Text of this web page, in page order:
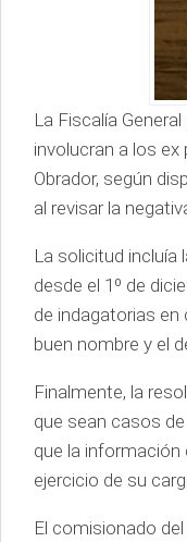
La Fiscalía
involucran a los
Obrador, según
al revisar la
La solicitud incluía
desde el 1º de
de indagatorias en
buen nombre y el
Finalmente, la
que sean casos
que la información
ejercicio de su
El comisionado